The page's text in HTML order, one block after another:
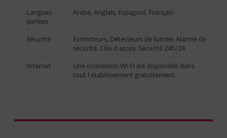
Langues
parlées
Arabe, Anglais, Espagnol, Français
Sécurité
Extincteurs, Détecteurs de fumée, Alarme de
sécurité, Clés d accès, Sécurité 24h/24
Internet
Une connexion Wi-Fi est disponible dans
tout l établissement gratuitement.